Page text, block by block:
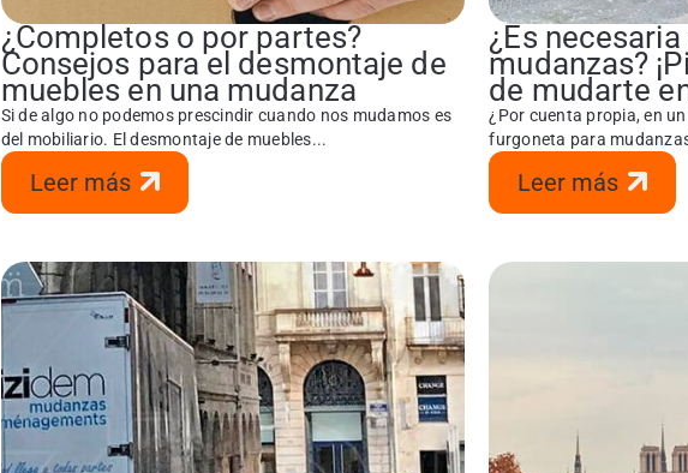
¿Completos o por partes?
Consejos para el desmontaje de
muebles en una mudanza
Si de algo no podemos prescindir cuando nos mudamos es
del mobiliario. El desmontaje de muebles...
Leer más
¿Es
mudanzas?
de mudarte
¿Por cuenta propia, en
furgoneta para
Leer más